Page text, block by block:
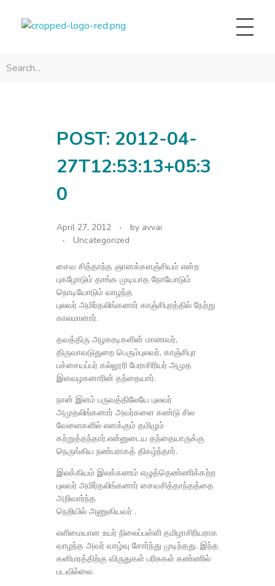
POST: 2012-04-
27T12:53:13+05:3
0
April 27, 2012 by avvai
Uncategorized
சைவ சித்தாந்த ஞானக்களஞ்சியம் என்ற
புகழோடும் தாங்க முடியாத நோயோடும்
நொடியோடும் வாழந்த
புலவர் அமிர்தலிங்கனார் காஞ்சிபுரத்தில் நேற்று
காலமானார்.
தவத்திரு அழகரடிகளின் மாணவர்,
திருவாவடுதுறை பெரும்புலவர், காஞ்சிபுர
பச்சையப்பர் கல்லூரி பேராசிரியர் அமுத
இளவழகனாரின் தந்தையார்.
நான் இளம் பருவத்திலேயே புலவர்
அமுதலிங்கனார் அவர்களை கண்டு சில
வேளைகளில் எனக்கும் தமிழும்
கற்றுத்தந்தார்.என்னுடைய தந்தையாருக்கு
நெருங்கிய நண்பராகத் திகழ்ந்தார்.
இலக்கியம் இலக்கணம் எழுத்தெண்ணிக்கற்ற
புலவர் அமிர்தலிங்கனார் சைவசித்தாந்தத்தை
அறிவார்ந்த
நெறியில் அணுகியவர் .
எளிமையான உயர் நிலைப்பள்ளி தமிழாசிரியராக
வாழந்த அவர் வாழ்வு சோர்ந்து முடிந்தது. இந்த
கனிமரத்திற்கு விருதுகள் பரிசுகள் கண்ணில்
படவில்லை.